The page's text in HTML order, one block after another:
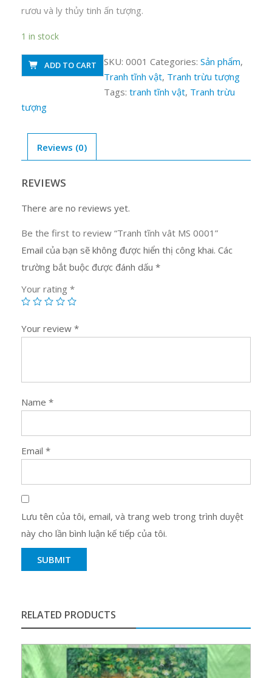
rươu và ly thủy tinh ấn tượng.
1 in stock
Tranh
tĩnh
MS
quantity
ADD TO CART SKU: 0001 Categories: Sản phẩm,
Tranh tĩnh vật, Tranh trừu tượng
Tags: tranh tĩnh vật, Tranh trừu
tượng
Reviews (0)
REVIEWS
There are no reviews yet.
Be the first to review “Tranh tĩnh vât MS 0001”
Email của bạn sẽ không được hiển thị công khai. Các
trường bắt buộc được đánh dấu *
Your rating *
Your review *
Name *
Email *
Lưu tên của tôi, email, và trang web trong trình duyệt
này cho lần bình luận kế tiếp của tôi.
RELATED PRODUCTS